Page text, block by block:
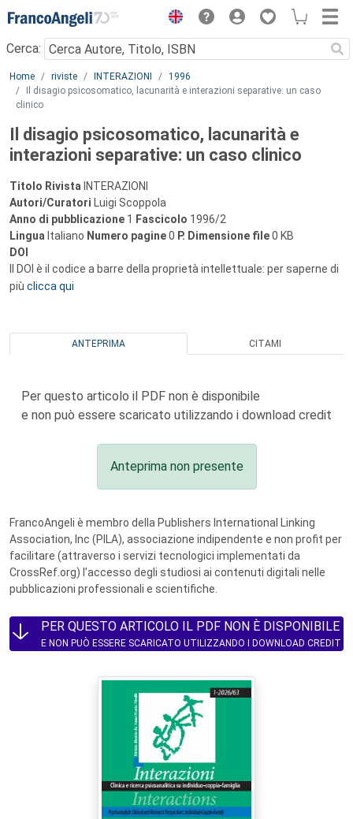
Menu
Cerca:
Main content
Home riviste INTERAZIONI
1996
Il disagio psicosomatico, lacunarità e interazioni separative: un caso
clinico
Il disagio psicosomatico, lacunarità e
interazioni separative: un caso clinico
Titolo Rivista INTERAZIONI
Autori/Curatori Luigi Scoppola
Anno di pubblicazione 1 Fascicolo 1996/2
Lingua Italiano Numero pagine0 P. Dimensione file0 KB
DOI
Il DOI è il codice a barre della proprietà intellettuale: per saperne di
più clicca qui
ANTEPRIMA CITAMI
Per questo articolo il PDF non è disponibile
e non può essere scaricato utilizzando i download credit
Anteprima non presente
FrancoAngeli è membro della Publishers International Linking
Association, Inc (PILA), associazione indipendente e non profit per
facilitare (attraverso i servizi tecnologici implementati da
CrossRef.org) l’accesso degli studiosi ai contenuti digitali nelle
pubblicazioni professionali e scientifiche.
PER QUESTO ARTICOLO IL PDF NON È DISPONIBILE
E NON PUÒ ESSERE SCARICATO UTILIZZANDO I DOWNLOAD CREDIT